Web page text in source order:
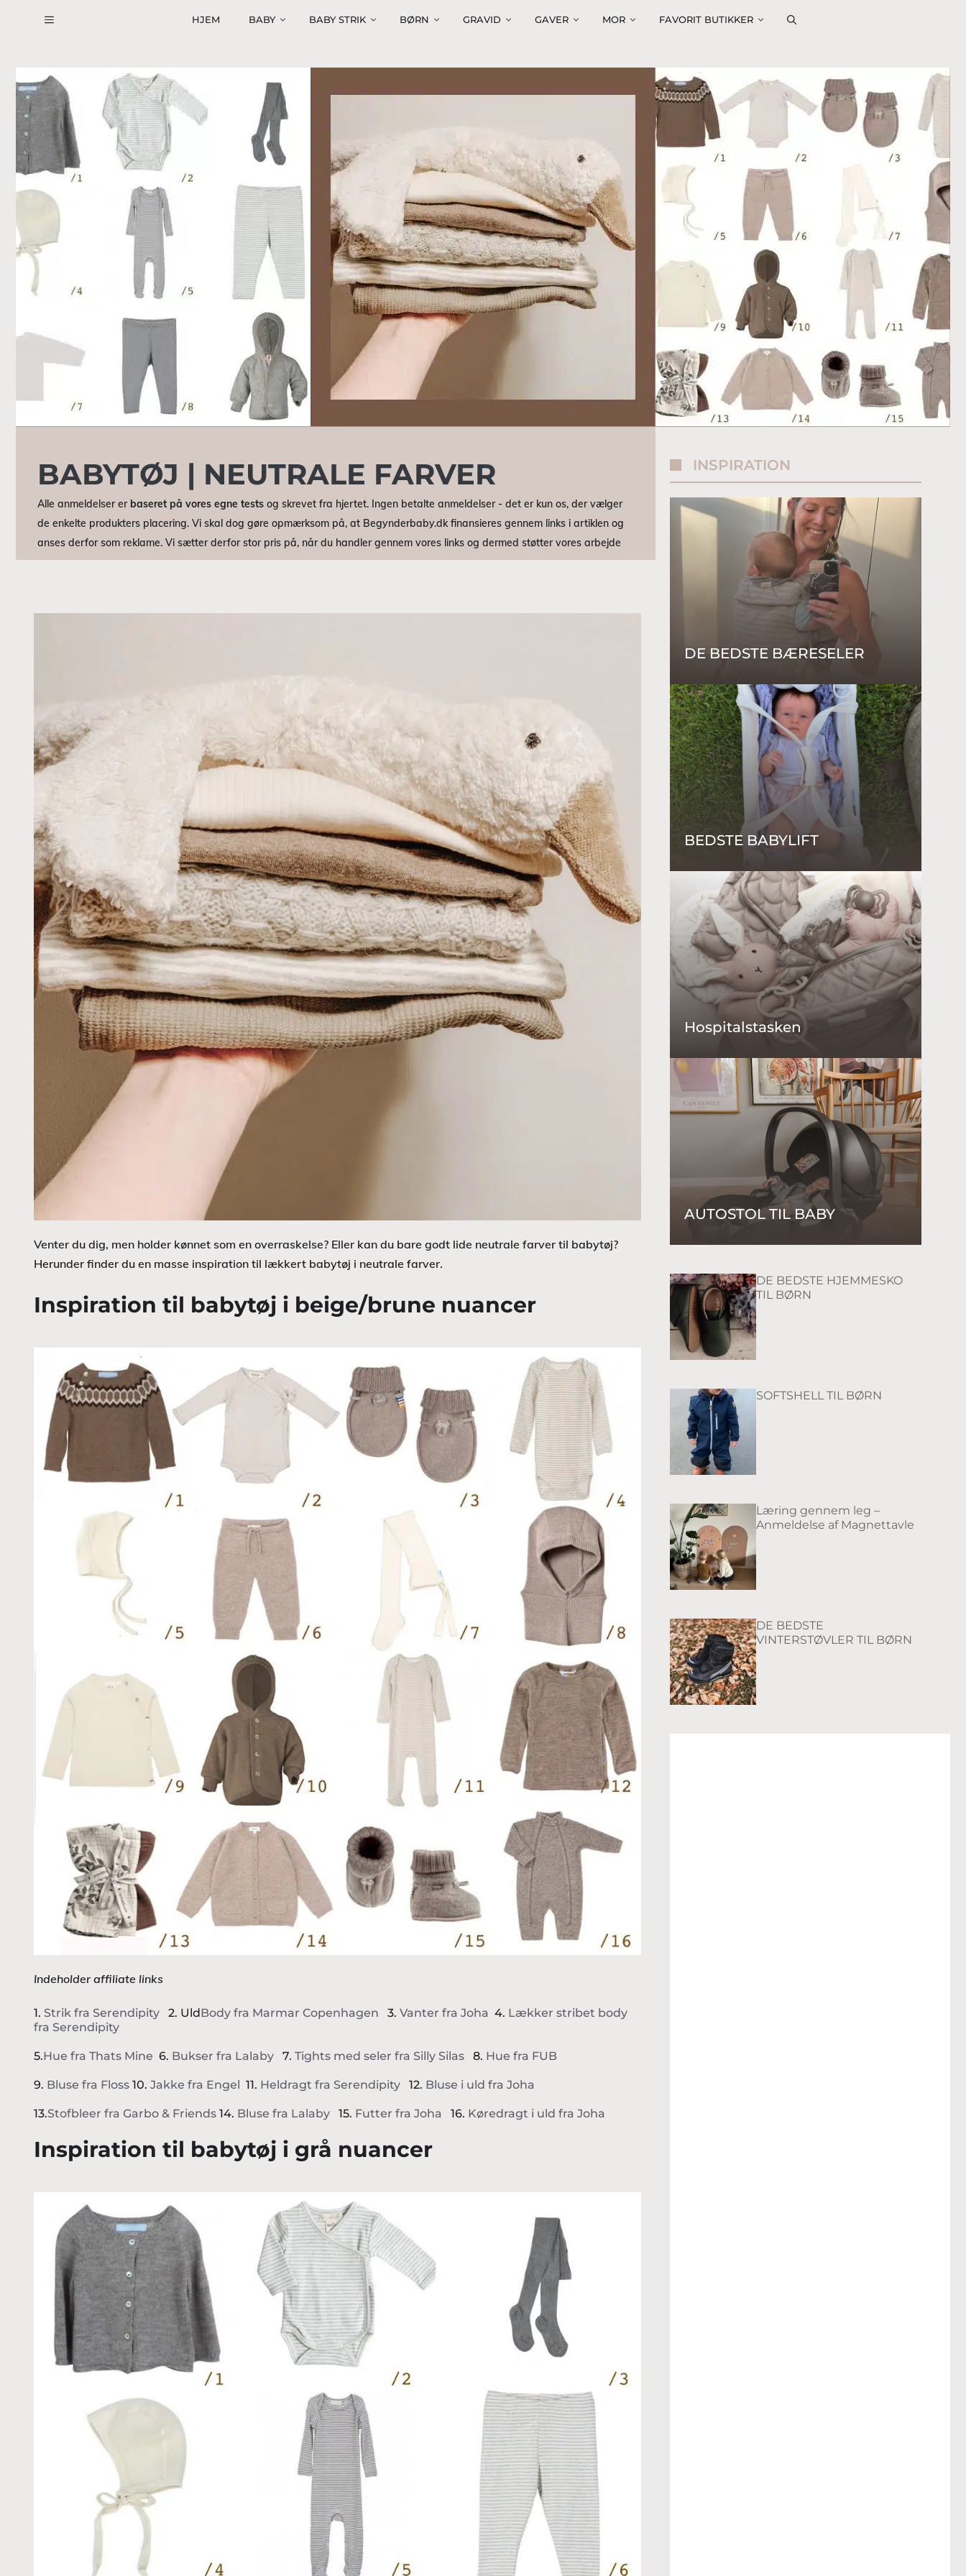
HJEM BABY BABY STRIK BØRN GRAVID GAVER MOR FAVORIT BUTIKKER
BABYTØJ | NEUTRALE FARVER
Alle anmeldelser er baseret på vores egne tests og skrevet fra hjertet. Ingen betalte anmeldelser - det er kun os, der vælger
de enkelte produkters placering. Vi skal dog gøre opmærksom på, at Begynderbaby.dk finansieres gennem links i artiklen og
anses derfor som reklame. Vi sætter derfor stor pris på, når du handler gennem vores links og dermed støtter vores arbejde
Venter du dig, men holder kønnet som en overraskelse? Eller kan du bare godt lide neutrale farver til babytøj?
Herunder finder du en masse inspiration til lækkert babytøj i neutrale farver.
Inspiration til babytøj i beige/brune nuancer
Indeholder affiliate links
1. Strik fra Serendipity 2. UldBody fra Marmar Copenhagen 3. Vanter fra Joha 4. Lækker stribet body
fra Serendipity
5.Hue fra Thats Mine 6. Bukser fra Lalaby 7. Tights med seler fra Silly Silas 8. Hue fra FUB
9. Bluse fra Floss 10. Jakke fra Engel 11. Heldragt fra Serendipity 12. Bluse i uld fra Joha
13.Stofbleer fra Garbo & Friends 14. Bluse fra Lalaby 15. Futter fra Joha 16. Køredragt i uld fra Joha
Inspiration til babytøj i grå nuancer
INSPIRATION
DE BEDSTE BÆRESELER
BEDSTE BABYLIFT
Hospitalstasken
AUTOSTOL TIL BABY
DE BEDSTE HJEMMESKO
TIL BØRN
SOFTSHELL TIL BØRN
Læring gennem leg –
Anmeldelse af Magnettavle
DE BEDSTE
VINTERSTØVLER TIL BØRN